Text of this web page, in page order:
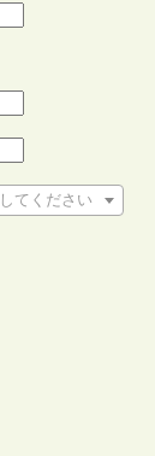
てください
ださい